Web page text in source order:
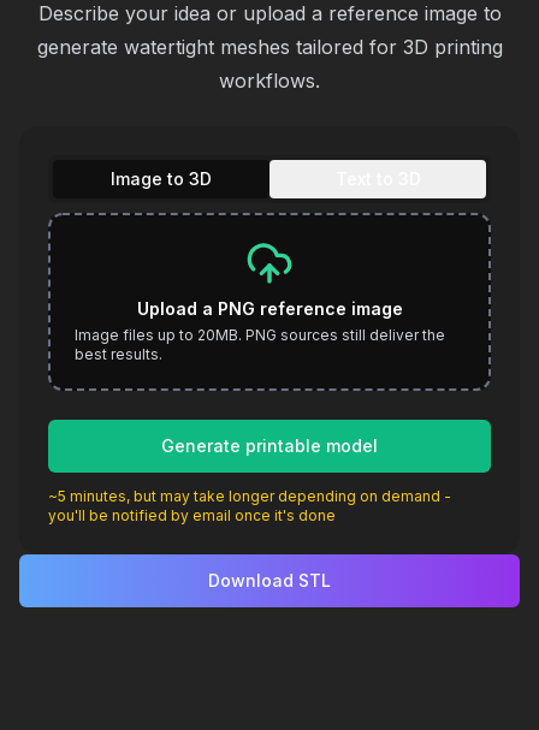
Describe your idea or upload a reference image to
generate watertight meshes tailored for 3D printing
workflows.
Image to 3D
Upload a PNG reference image
Image files up to 20MB. PNG sources still deliver the
best results.
Generate printable model
~5 minutes, but may take longer depending on demand -
you'll be notified by email once it's done
Download STL